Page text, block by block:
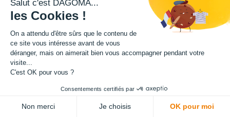
Filament éco-conçu, reconnu pour sa facilité d’impression, à base de
PLA recyclé et recyclable, issu de la production française (chez notre
partenaire Francofil en Seine-Maritime).
Bobine de 500g.
Note : pour utiliser ce produit, il est nécessaire de prévoir une paire de
Salut c'est DAGOMA...
les Cookies !
On a attendu d'être sûrs que le contenu de
ce site vous intéresse avant de vous
déranger, mais on aimerait bien vous accompagner pendant votre
visite...
C'est OK pour vous ?
Consentements certifiés par
Non merci Je choisis OK pour moi